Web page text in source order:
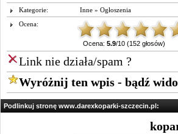
Kategorie: Inne » Ogłoszenia
Ocena:
Ocena: 5.9/10 (152 głosów)
Link nie działa/spam ?
Wyróżnij ten wpis - bądź
Podlinkuj stronę www.darexkoparki-szczecin.pl: